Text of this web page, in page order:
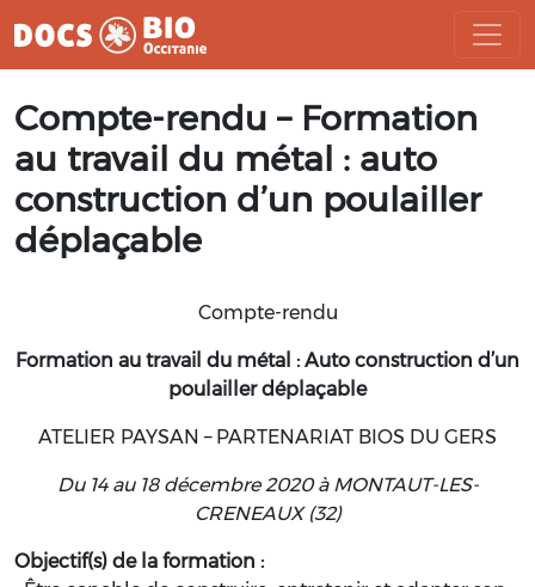
auCompte-rendu – Formation
au travail du métal : auto
construction d’un poulailler
déplaçable
Compte-rendu
Formation au travail du métal : Auto construction d’un
poulailler déplaçable
ATELIER PAYSAN – PARTENARIAT BIOS DU GERS
Du 14 au 18 décembre 2020 à MONTAUT-LES-
CRENEAUX (32)
Objectif(s) de la formation :